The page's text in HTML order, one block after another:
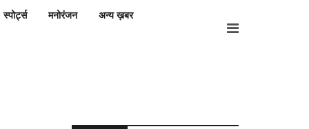
स्पोर्ट्स मनोरंजन अन्य ख़बर